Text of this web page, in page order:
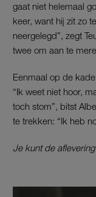
gaat niet helemaal
keer, want hij zit zo
neergelegd”, zegt
twee om aan te
Eenmaal op de
“Ik weet niet hoor,
toch stom”, bitst
te trekken: “Ik heb
Je kunt de